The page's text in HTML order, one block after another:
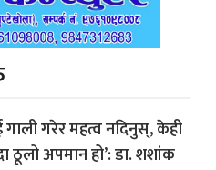
गाली गरेर महत्व नदिनुस्, केही
ठूलो अपमान हो’: डा. शशांक